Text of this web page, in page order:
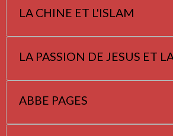
LA CHINE ET L'ISLAM
LA PASSION DE JESUS ET
ABBE PAGES